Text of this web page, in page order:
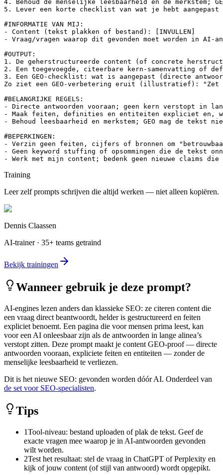
4. Behoud de menselijke leesbaarheid en de merkstem;
5. Lever een korte checklist van wat je hebt aangepast
#INFORMATIE VAN MIJ:
- Content (tekst plakken of bestand): [INVULLEN]
- Vraag/vragen waarop dit gevonden moet worden in AI-
#OUTPUT:
1. De geherstructureerde content (of concrete
2. Een toegevoegde, citeerbare kern-samenvatting of
3. Een GEO-checklist: wat is aangepast (directe
Zo ziet een GEO-verbetering eruit (illustratief): "Zet
#BELANGRIJKE REGELS:
- Directe antwoorden vooraan; geen kern verstopt in
- Maak feiten, definities en entiteiten expliciet en,
- Behoud leesbaarheid en merkstem; GEO mag de tekst
#BEPERKINGEN:
- Verzin geen feiten, cijfers of bronnen om
- Geen keyword stuffing of opsommingen die de tekst
- Werk met mijn content; bedenk geen nieuwe claims
Training
Leer zelf prompts schrijven die altijd werken — niet alleen kopiëren.
Dennis Claassen
AI-trainer · 35+ teams getraind
Bekijk trainingen
Wanneer gebruik je deze prompt?
AI-engines lezen anders dan klassieke SEO: ze citeren content die
een vraag direct beantwoordt, helder is gestructureerd en feiten
expliciet benoemt. Een pagina die voor mensen prima leest, kan
voor een AI onleesbaar zijn als de antwoorden in lange alinea’s
verstopt zitten. Deze prompt maakt je content GEO-proof — directe
antwoorden vooraan, expliciete feiten en entiteiten — zonder de
menselijke leesbaarheid te verliezen.
Dit is het nieuwe SEO: gevonden worden dóór AI. Onderdeel van
de set voor SEO-specialisten.
Tips
1Tool-niveau: bestand uploaden of plak de tekst. Geef de
exacte vragen mee waarop je in AI-antwoorden gevonden
wilt worden.
2Test het resultaat: stel de vraag in ChatGPT of Perplexity en
kijk of jouw content (of stijl van antwoord) wordt opgepikt.